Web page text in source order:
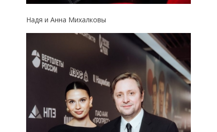
Надя и Анна Михалковы